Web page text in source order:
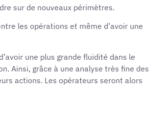
sur de nouveaux périmètres.
les opérations et même d’avoir une
une plus grande fluidité dans le
Ainsi, grâce à une analyse très fine des
actions. Les opérateurs seront alors